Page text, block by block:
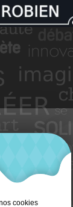
cookies